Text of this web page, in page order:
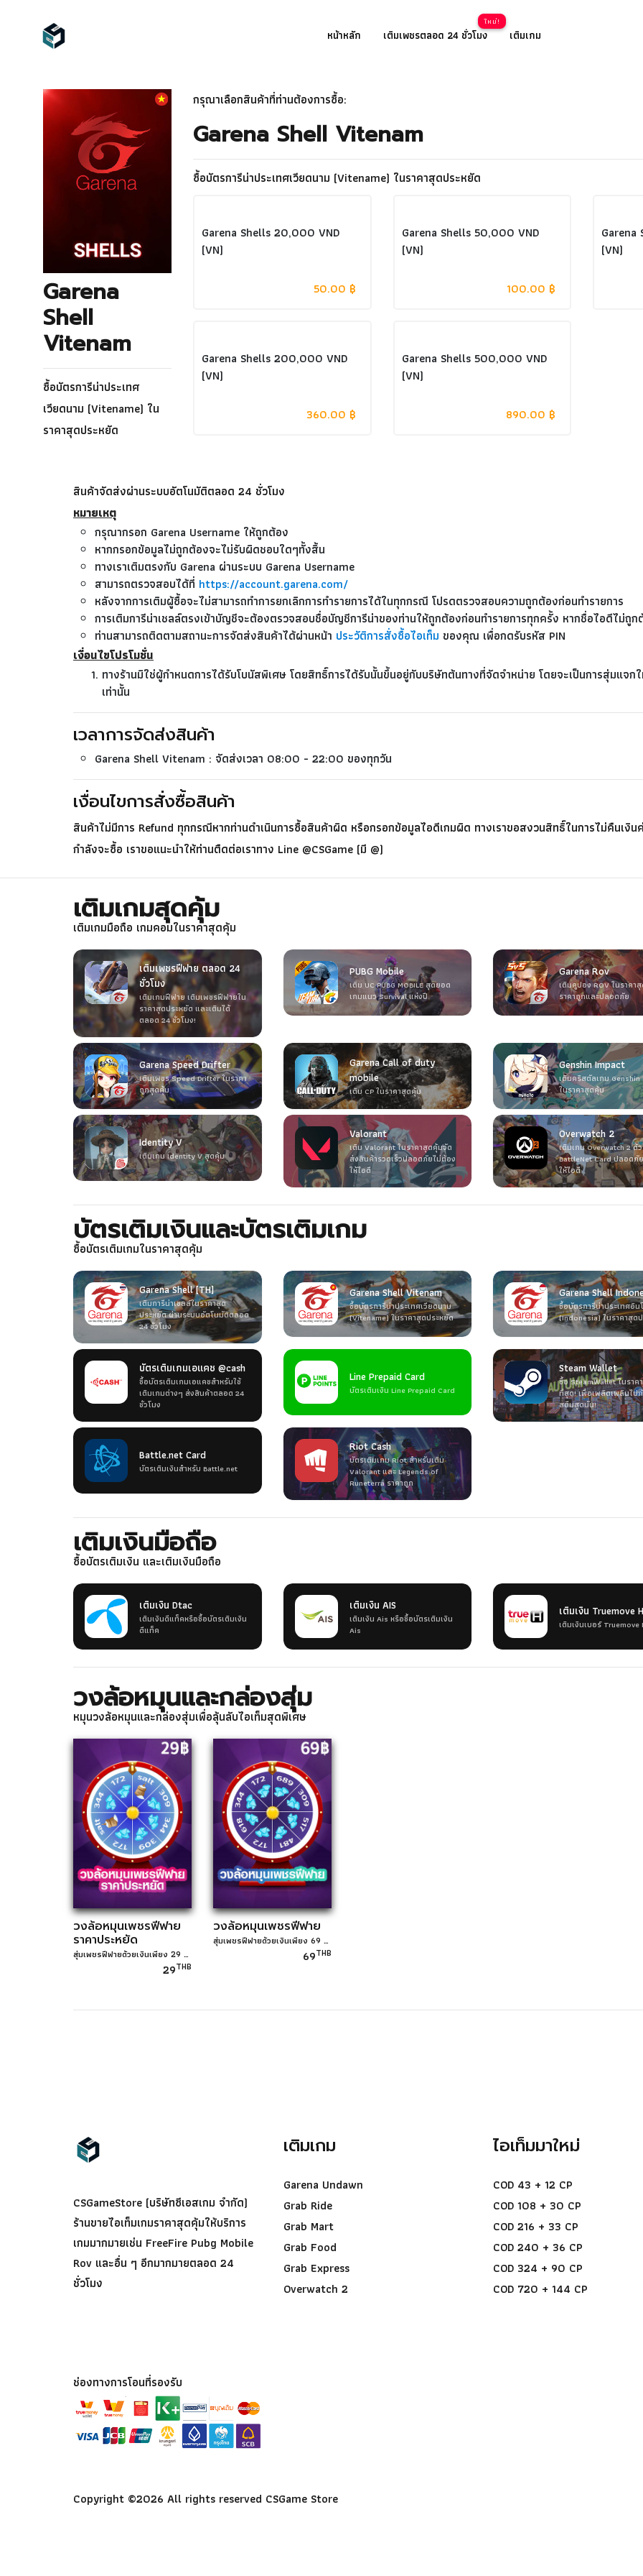
หน้าหลัก เติมเพชรตลอด 24 ชั่วโมง เติมเกม
Garena
Shell
Vitenam
ซื้อบัตรการีน่าประเทศ
เวียดนาม (Vitename) ใน
ราคาสุดประหยัด
กรุณาเลือกสินค้าที่ท่านต้องการซื้อ:
Garena Shell Vitenam
ซื้อบัตรการีน่าประเทศเวียดนาม (Vitename) ในราคาสุดประหยัด
Garena Shells 20,000 VND
(VN)
50.00 ฿
Garena Shells 50,000 VND
(VN)
100.00 ฿
(VN)
Garena Shells 200,000 VND
(VN)
360.00 ฿
Garena Shells 500,000 VND
(VN)
890.00 ฿
สินค้าจัดส่งผ่านระบบอัตโนมัติตลอด 24 ชั่วโมง
หมายเหตุ
กรุณากรอก Garena Username ให้ถูกต้อง
หากกรอกข้อมูลไม่ถูกต้องจะไม่รับผิดชอบใดๆทั้งสิ้น
ทางเราเติมตรงกับ Garena ผ่านระบบ Garena Username
สามารถตรวจสอบได้ที่ https://account.garena.com/
หลังจากการเติมผู้ซื้อจะไม่สามารถทำการยกเลิกการทำรายการได้ในทุกกรณี โปรดตรวจสอบความถูกต้องก่อนทำรายการ
การเติมการีน่าเชลล์ตรงเข้าบัญชีจะต้องตรวจสอบชื่อบัญชีการีน่าของท่านให้ถูกต้องก่อนทำรายการทุกครั้ง หากชื่อไอดีไม่ถู
ท่านสามารถติดตามสถานะการจัดส่งสินค้าได้ผ่านหน้า ประวัติการสั่งซื้อไอเท็ม ของคุณ เพื่อกดรับรหัส PIN
เงื่อนไขโปรโมชั่น
ทางร้านมิใช่ผู้กำหนดการได้รับโบนัสพิเศษ โดยสิทธิ์การได้รับนั้นขึ้นอยู่กับบริษัทต้นทางที่จัดจำหน่าย โดยจะเป็นการสุ่มแจก
เท่านั้น
เวลาการจัดส่งสินค้า
Garena Shell Vitenam : จัดส่งเวลา 08:00 - 22:00 ของทุกวัน
เงื่อนไขการสั่งซื้อสินค้า
สินค้าไม่มีการ Refund ทุกกรณีหากท่านดำเนินการซื้อสินค้าผิด หรือกรอกข้อมูลไอดีเกมผิด ทางเราขอสงวนสิทธิ์ในการไม่คืนเงิ
กำลังจะซื้อ เราขอแนะนำให้ท่านตืดต่อเราทาง Line @CSGame (มี @)
เติมเกมสุดคุ้ม
เติมเกมมือถือ เกมคอมในราคาสุดคุ้ม
เติมเพชรฟีฟาย ตลอด 24
ชั่วโมง
เติมเกมฟีฟาย เติมเพชรฟีฟายใน
ราคาสุดประหยัด และเติมได้
ตลอด 24 ชั่วโมง!
PUBG Mobile
เติม UC PUBG MOBILE สุดยอด
เกมแนว Survival แห่งปี
Garena Rov
เติมคูปอง ROV ในราคา
ราคาถูกและปลอดภัย
Garena Speed Drifter
เติมเพชร Speed Drifter ในราคา
ถูกสุดคุ้ม
Garena Call of duty
mobile
เติม CP ในราคาสุดคุ้ม
Genshin Impact
เติมคริสตัลเกม Genshin
ในราคาสุดคุ้ม
Identity V
เติมเกม Identity V สุดคุ้ม
Valorant
เติม Valorant ในราคาสุดคุ้มจัด
ส่งสินค้ารวดเร็วปลอดภัยไม่ต้อง
ให้ไอดี
Overwatch 2
เติมเกม Overwatch 2 ด้
BattleNet Card ปลอดภั
ให้ไอดี
บัตรเติมเงินและบัตรเติมเกม
ซื้อบัตรเติมเกมในราคาสุดคุ้ม
Garena Shell [TH]
เติมการีน่าเชลล์ในราคาสุด
ประหยัด ผ่านระบบอัตโนมัติตลอด
24 ชั่วโมง
Garena Shell Vitenam
ซื้อบัตรการีน่าประเทศเวียดนาม
(Vitename) ในราคาสุดประหยัด
Garena Shell
ซื้อบัตรการีน่าประเทศอิน
(Indonesia) ในราคาสุด
บัตรเติมเกมเอแคช @cash
ซื้อบัตรเติมเกมเอแคชสำหรับใช้
เติมเกมต่างๆ ส่งสินค้าตลอด 24
ชั่วโมง
Line Prepaid Card
บัตรเติมเงิน Line Prepaid Card
Steam Wallet
ซื้อ SteamWallet ในราค
ที่สุด! เพื่อเพลิดเพลินไป
สตีมสุดมัน!
Battle.net Card
บัตรเติมเงินสำหรับ Battle.net
Riot Cash
บัตรเติมเกม Riot สำหรับเติม
Valorant และ Legends of
Runeterra ราคาถูก
เติมเงินมือถือ
ซื้อบัตรเติมเงิน และเติมเงินมือถือ
เติมเงิน Dtac
เติมเงินดีแท็คหรือซื้อบัตรเติมเงิน
ดีแท็ค
เติมเงิน AIS
เติมเงิน Ais หรือซื้อบัตรเติมเงิน
Ais
เติมเงิน Truemove H
เติมเงินเบอร์ Truemove
วงล้อหมุนและกล่องสุ่ม
หมุนวงล้อหมุนและกล่องสุ่มเพื่อลุ้นลับไอเท็มสุดพิเศษ
วงล้อหมุนเพชรฟีฟาย
ราคาประหยัด
สุ่มเพชรฟีฟายด้วยเงินเพียง 29 บาทพร้อมลุ้นรับเพชรมากถึง 344 เพชร มูลค่ากว่า 100 บาท! ยิ่งสุ่มมากยิ่งมีสิทธิ์มาก
29THB
วงล้อหมุนเพชรฟีฟาย
สุ่มเพชรฟีฟายด้วยเงินเพียง 69 บาทพร้อมลุ้นรับเพชรมากถึง 689 เพชร มูลค่ากว่า 197 บาท! ยิ่งสุ่มมากยิ่งมีสิทธิ์มาก
69THB
CSGameStore (บริษัทซีเอสเกม จำกัด)
ร้านขายไอเท็มเกมราคาสุดคุ้มให้บริการ
เกมมากมายเช่น FreeFire Pubg Mobile
Rov และอื่น ๆ อีกมากมายตลอด 24
ชั่วโมง
เติมเกม
Garena Undawn
Grab Ride
Grab Mart
Grab Food
Grab Express
Overwatch 2
ไอเท็มมาใหม่
COD 43 + 12 CP
COD 108 + 30 CP
COD 216 + 33 CP
COD 240 + 36 CP
COD 324 + 90 CP
COD 720 + 144 CP
ช่องทางการโอนที่รองรับ
Copyright ©2026 All rights reserved CSGame Store